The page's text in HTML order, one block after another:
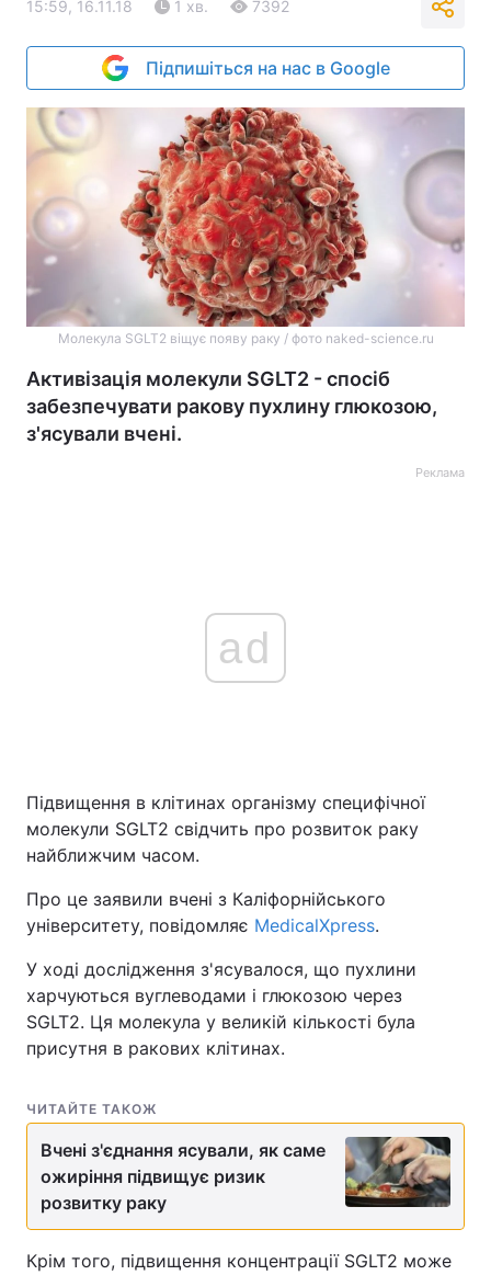
15:59, 16.11.18 1 хв. 7392
Підпишіться на нас в Google
Молекула SGLT2 віщує появу раку / фото naked-science.ru
Активізація молекули SGLT2 - спосіб
забезпечувати ракову пухлину глюкозою,
з'ясували вчені.
Реклама
ad
Підвищення в клітинах організму специфічної
молекули SGLT2 свідчить про розвиток раку
найближчим часом.
Про це заявили вчені з Каліфорнійського
університету, повідомляє MedicalXpress.
У ході дослідження з'ясувалося, що пухлини
харчуються вуглеводами і глюкозою через
SGLT2. Ця молекула у великій кількості була
присутня в ракових клітинах.
ЧИТАЙТЕ ТАКОЖ
Вчені з'єднання ясували, як саме
ожиріння підвищує ризик
розвитку раку
Крім того, підвищення концентрації SGLT2 може